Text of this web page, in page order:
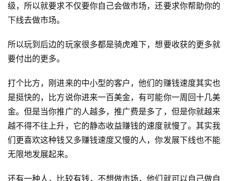
级，所以就要求不仅要你自己会做市场，还要求你帮助你的
下线去做市场。
所以玩到后边的玩家很多都是骑虎难下，想要收获的更多就
要付出的更多。
打个比方，刚进来的中小型的客户，他们的赚钱速度其实也
是挺快的，比方说你进来一百美金，有可能你一周回十几美
金。但是当你推广的人越多，推广费是多了，但是你就越来
越不得不往上升，它的静态收益赚钱的速度就慢了。其实我
们更喜欢这种钱又多赚钱速度又慢的人，你发展下线也不能
无限地发展起来。
还有一种人，比较有钱，不想做市场，他们就可以自己做自